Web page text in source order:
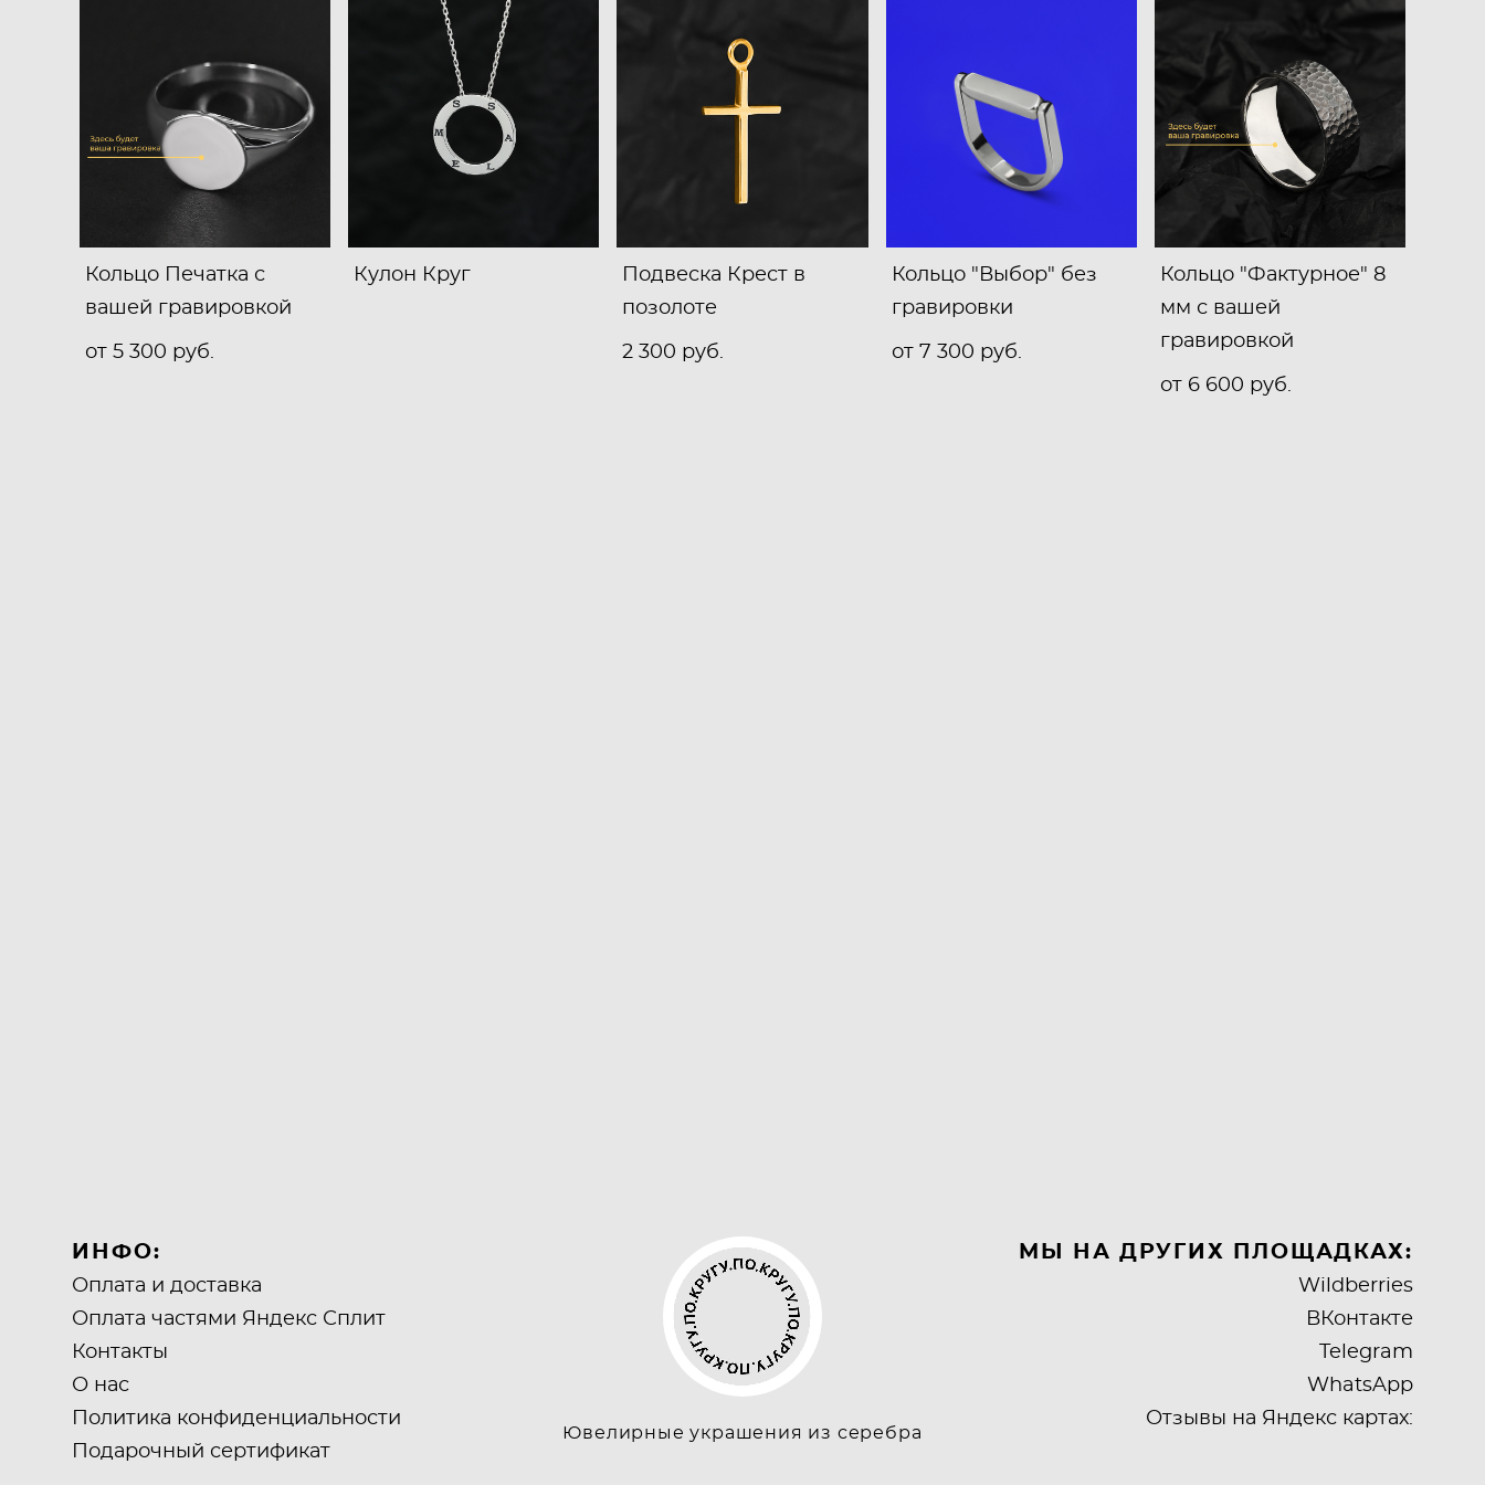
Кольцо Печатка с
вашей гравировкой
от 5 300 pуб.
Кулон Круг
Подвеска Крест в
позолоте
2 300 pуб.
Кольцо "Выбор" без
гравировки
от 7 300 pуб.
Кольцо "Фактурное" 8
мм с вашей
гравировкой
от 6 600 pуб.
ИНФО:
Оплата и доставка
Оплата частями Яндекс Сплит
Контакты
О нас
Политика конфиденциальности
Подарочный сертификат
Ювелирные украшения из серебра
МЫ НА ДРУГИХ ПЛОЩАДКАХ:
Wildberries
ВКонтакте
Telegram
WhatsApp
Отзывы на Яндекс картах: